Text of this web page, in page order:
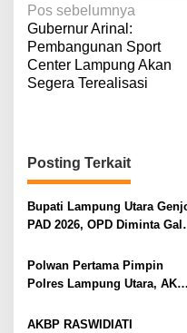
N
a
v
i
s
i
p
s
Pos sebelumnya
Gubernur Arinal:
Pembangunan Sport
Center Lampung Akan
Segera Terealisasi
Posting Terkait
Bupati Lampung Utara
PAD 2026, OPD Diminta Gali
hingga Optimalkan PBB-P2
Polwan Pertama Pimpin
Polres Lampung Utara, AKBP
Pedang Pora
AKBP RASWIDIATI